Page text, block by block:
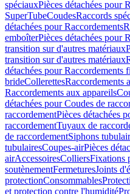
spéciauxPièces détachées pour
SuperTubeCoudesRaccords
détachées pour Raccordements
emboîterPièces détachées pour
transition sur d'autres matériaux
transition sur d'autres matériaux
détachées pour Raccordements
brideCollerettesRaccordements
Raccordements aux appareils
détachées pour Coudes de
raccordementPièces détachées
raccordementTuyaux de
de raccordementSiphons
tubulairesCoupes-airPièces
airAccessoiresColliersFixations
soutènementFermeturesJoints
protectionConsommables
et protection contre l'humidité